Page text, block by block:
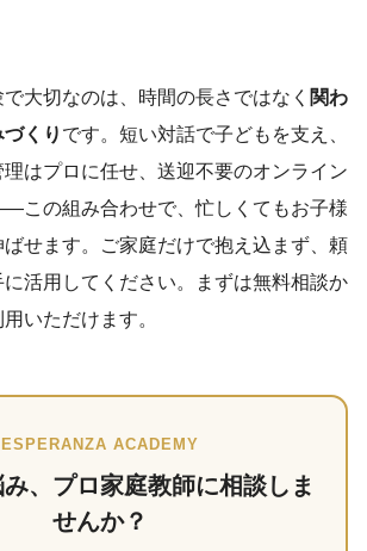
大切なのは、時間の長さではなく 関わ
くり です。短い対話で子どもを支え、
はプロに任せ、送迎不要のオンライン
この組み合わせで、忙しくてもお子様
せます。ご家庭だけで抱え込まず、頼
活用してください。まずは無料相談か
いただけます。
ESPERANZA ACADEMY
、プロ家庭教師に相談しま
せんか？